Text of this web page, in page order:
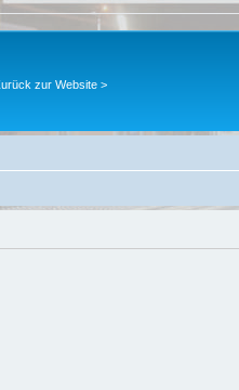
zur Website >